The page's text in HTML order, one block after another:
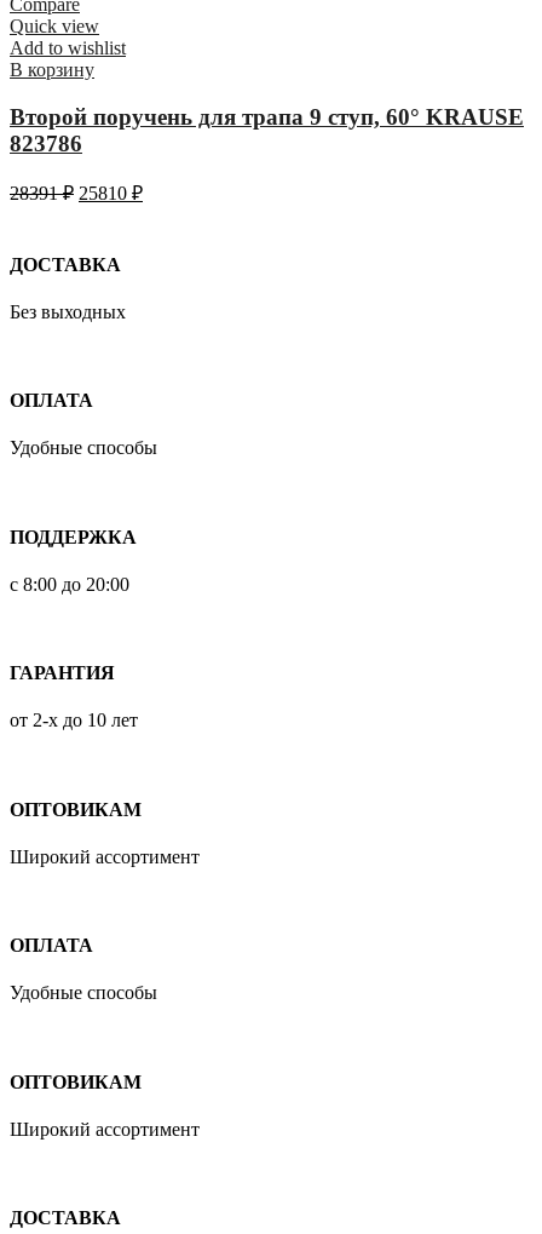
Quick view
Add to wishlist
В корзину
Второй поручень для трапа 9 ступ, 60° KRAUSE
823786
28391₽ 25810 ₽
ДОСТАВКА
Без выходных
ОПЛАТА
Удобные способы
ПОДДЕРЖКА
с 8:00 до 20:00
ГАРАНТИЯ
от 2-х до 10 лет
ОПТОВИКАМ
Широкий ассортимент
ОПЛАТА
Удобные способы
ОПТОВИКАМ
Широкий ассортимент
ДОСТАВКА